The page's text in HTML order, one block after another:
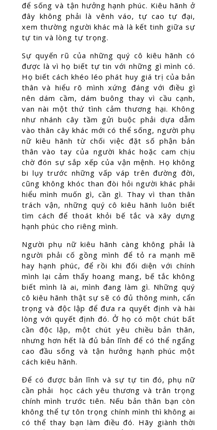
để sống và tận hưởng hạnh phúc. Kiêu hãnh ở
đây không phải là vênh váo, tự cao tự đại,
xem thường người khác mà là kết tinh giữa sự
tự tin và lòng tự trọng.
Sự quyến rũ của những quý cô kiêu hãnh có
được là vì họ biết tự tin với những gì mình có.
Họ biết cách khéo léo phát huy giá trị của bản
thân và hiểu rõ mình xứng đáng với điều gì
nên dám cầm, dám buông thay vì cầu cạnh,
van nài một thứ tình cảm thương hại. Không
như nhánh cây tầm gửi buộc phải dựa dẫm
vào thân cây khác mới có thể sống, người phụ
nữ kiêu hãnh từ chối việc đặt số phận bản
thân vào tay của người khác hoặc cam chịu
chờ đón sự sắp xếp của vận mệnh. Họ không
bi lụy trước những vấp váp trên đường đời,
cũng không khóc than đòi hỏi người khác phải
hiểu mình muốn gì, cần gì. Thay vì than thân
trách vận, những quý cô kiêu hãnh luôn biết
tìm cách để thoát khỏi bế tắc và xây dựng
hạnh phúc cho riêng mình.
Người phụ nữ kiêu hãnh càng không phải là
người phải cố gồng mình để tỏ ra mạnh mẽ
hay hạnh phúc, để rồi khi đối diện với chính
mình lại cảm thấy hoang mang, bế tắc không
biết mình là ai, mình đang làm gì. Những quý
cô kiêu hãnh thật sự sẽ có đủ thông minh, cẩn
trọng và độc lập để đưa ra quyết định và hài
lòng với quyết định đó. Ở họ có một chút bất
cần độc lập, một chút yêu chiều bản thân,
nhưng hơn hết là đủ bản lĩnh để có thể ngẩng
cao đầu sống và tận hưởng hạnh phúc một
cách kiêu hãnh.
Để có được bản lĩnh và sự tự tin đó, phụ nữ
cần phải học cách yêu thương và trân trọng
chính mình trước tiên. Nếu bản thân bạn còn
không thể tự tôn trọng chính mình thì không ai
có thể thay bạn làm điều đó. Hãy giành thời